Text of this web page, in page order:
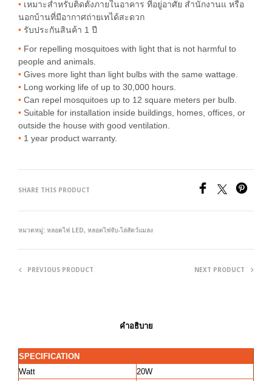
• เหมาะสำหรับติดตั้งภายในอาคาร ที่อยู่อาศัย สำนักงานแ หรือ
นอกบ้านที่มีอากาศถ่ายเทได้สะดวก
• รับประกันสินค้า 1 ปี
• For repelling mosquitoes with light that is not harmful to
people and animals.
• Gives more light than light bulbs with the same wattage.
• Long working life of up to 30,000 hours.
• Can repel mosquitoes up to 12 square meters per bulb.
• Suitable for installation inside buildings, homes, offices, or
outside the house with good ventilation.
• 1 year product warranty.
SHARE THIS PRODUCT
หมวดหมู่: หลอดไฟ LED, หลอดไฟจับ-ไล่สัตว์แมลง
PREVIOUS PRODUCT NEXT PRODUCT
คำอธิบาย
SPECIFICATION
Watt
20W